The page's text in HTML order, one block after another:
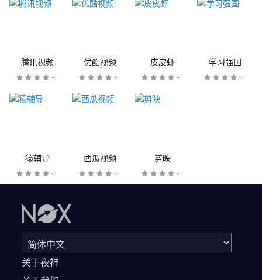
腾讯视频 优酷视频 皮皮虾 学习强国
猿辅导 西瓜视频 剪映
关于夜神